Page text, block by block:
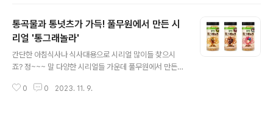
준비한 감귤은 귤대장을 자처하는 풀반장의 명성에 걸맞게
풀무원 올가홀푸드의 '감귤 페스타' 인데요. 이번 '감귤 페
스타'에서 만나볼 수 있는 지속가능한 농법으로 기른 친환
경 감귤은 ‘마이스터 감귤 1.4kg', ‘노지감귤 2.5kg’이에
기농법으로 감귤을 재배하고 있는 송상훈 마이스터가 정성
통곡물과 통넛츠가 가득! 풀무원에서 만든 시
리얼 '통그래놀라'
간단한 아침식사나 식사대용으로 시리얼 많이들 찾으시
죠? 정~~~ 말 다양한 시리얼들 가운데 풀무원에서 만든
종인데요. 저당이나 고단백 등 영양에 신경쓰 그래놀라 제
0 0 2023. 11. 9.